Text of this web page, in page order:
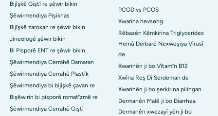
Bijîşkê Giştî re şêwir bikin
Şêwirmendiya Pişiknas
Bijîşkê zarokan re şêwir bikin
Jineologê şêwir bikin
Bi Pisporê ENT re şêwir bikin
Şêwirmendiya Cerrahê Damaran
Şêwirmendiya Cerrahê Plastîk
Şêwirmendiya bi bijîşkê çavan re
Bişêwirin bi pisporê romatîzmê re
Şêwirmendiya Cerrahê Giştî
PCOD vs PCOS
Xwarina hevseng
Rêbazên Kêmkirina Triglycerides
Hemû Derbarê Nexweşiya Vîrusî
de
Xwarinên ji bo Vîtamîn B12
Xwîna Reş Di Serdeman de
Xwarinên ji bo şerkirina pilingan
Dermanên Malê ji bo Diarrhea
Dermanên xwezayî yên ji bo